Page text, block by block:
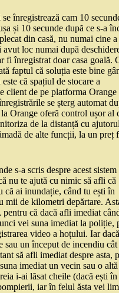
se înregistrează cam 10
și 10 secunde după ce s-a
din casă, nu numai cine
loc numai după
fi înregistrat doar casa goală.
faptul că soluția este bine
că spațiul de stocare a
client de pe platforma Orange
se șterg automat
Orange oferă control ușor al
de la distanță cu ajutorul
de alte funcții, la un preț
s-a scris despre acest sistem
nu te ajută cu nimic să afli că
că ai inundație, când tu ești în
mii de kilometri depărtare.
că dacă afli imediat
vei suna imediat la poliție,
video a hoțului. Iar
sau un început de incendiu
să afli imediat despre asta,
imediat un vecin sau o altă
i-ai lăsat cheile (dacă ești în
iar în felul ăsta vei